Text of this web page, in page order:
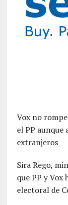
Vox no
el PP
extranjeros
Sira Rego,
que PP y
electoral de